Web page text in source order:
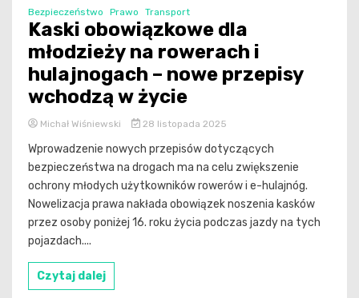
Bezpieczeństwo Prawo Transport
Kaski obowiązkowe dla
młodzieży na rowerach i
hulajnogach – nowe przepisy
wchodzą w życie
Michał Wiśniewski 28 listopada 2025
Wprowadzenie nowych przepisów dotyczących
bezpieczeństwa na drogach ma na celu zwiększenie
ochrony młodych użytkowników rowerów i e-hulajnóg.
Nowelizacja prawa nakłada obowiązek noszenia kasków
przez osoby poniżej 16. roku życia podczas jazdy na tych
pojazdach....
Czytaj dalej